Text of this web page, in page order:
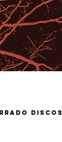
Discos